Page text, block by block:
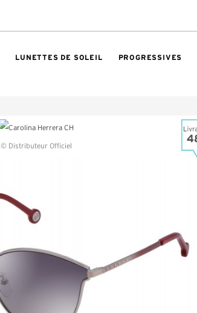
LUNETTES DE SOLEIL PROGRESSIVES
© Distributeur Officiel